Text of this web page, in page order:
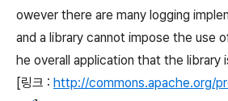
owever there are many logging
and a library cannot impose the use
he overall application that the library
[링크 : http://commons.apache.org/